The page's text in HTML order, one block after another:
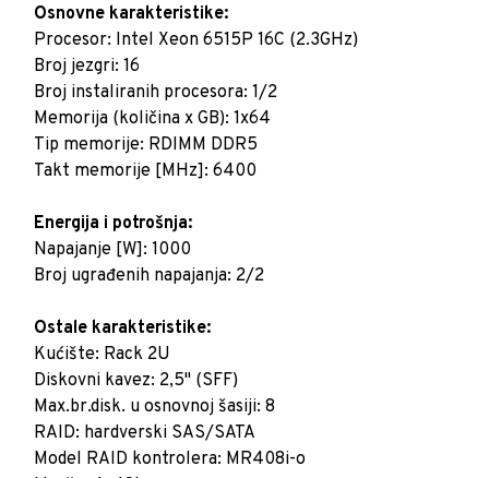
Osnovne karakteristike:
Procesor: Intel Xeon 6515P 16C (2.3GHz)
Broj jezgri: 16
Broj instaliranih procesora: 1/2
Memorija (količina x GB): 1x64
Tip memorije: RDIMM DDR5
Takt memorije [MHz]: 6400
Energija i potrošnja:
Napajanje [W]: 1000
Broj ugrađenih napajanja: 2/2
Ostale karakteristike:
Kućište: Rack 2U
Diskovni kavez: 2,5" (SFF)
Max.br.disk. u osnovnoj šasiji: 8
RAID: hardverski SAS/SATA
Model RAID kontrolera: MR408i-o